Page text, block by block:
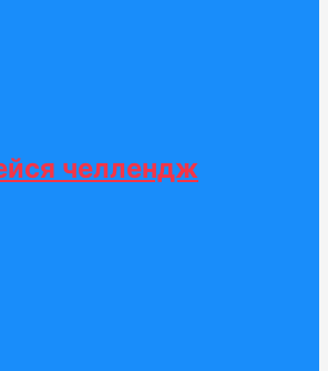
челлендж